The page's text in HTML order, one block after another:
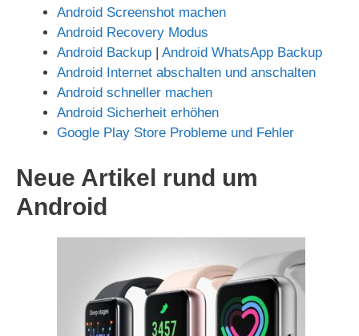
Android Screenshot machen
Android Recovery Modus
Android Backup
Android WhatsApp Backup
Android Internet abschalten und anschalten
Android schneller machen
Android Sicherheit erhöhen
Google Play Store Probleme und Fehler
Neue Artikel rund um
Android